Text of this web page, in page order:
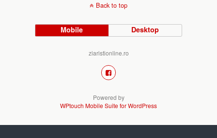
Back to top
Mobile Desktop
ziaristionline.ro
Powered by
WPtouch Mobile Suite for WordPress